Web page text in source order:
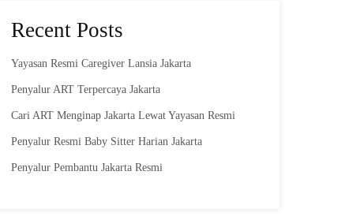
Recent Posts
Yayasan Resmi Caregiver Lansia Jakarta
Penyalur ART Terpercaya Jakarta
Cari ART Menginap Jakarta Lewat Yayasan Resmi
Penyalur Resmi Baby Sitter Harian Jakarta
Penyalur Pembantu Jakarta Resmi